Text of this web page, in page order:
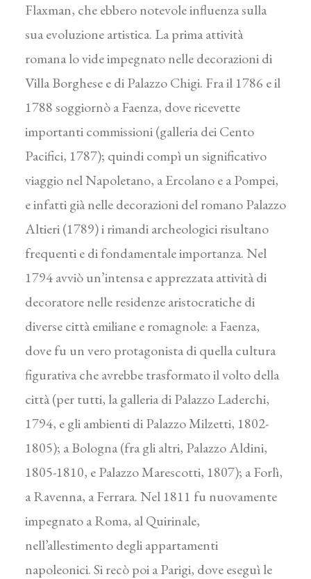
Flaxman, che ebbero notevole influenza sulla
sua evoluzione artistica. La prima attività
romana lo vide impegnato nelle decorazioni di
Villa Borghese e di Palazzo Chigi. Fra il 1786 e il
1788 soggiornò a Faenza, dove ricevette
importanti commissioni (galleria dei Cento
Pacifici, 1787); quindi compì un significativo
viaggio nel Napoletano, a Ercolano e a Pompei,
e infatti già nelle decorazioni del romano Palazzo
Altieri (1789) i rimandi archeologici risultano
frequenti e di fondamentale importanza. Nel
1794 avviò un’intensa e apprezzata attività di
decoratore nelle residenze aristocratiche di
diverse città emiliane e romagnole: a Faenza,
dove fu un vero protagonista di quella cultura
figurativa che avrebbe trasformato il volto della
città (per tutti, la galleria di Palazzo Laderchi,
1794, e gli ambienti di Palazzo Milzetti, 1802-
1805); a Bologna (fra gli altri, Palazzo Aldini,
1805-1810, e Palazzo Marescotti, 1807); a Forlì,
a Ravenna, a Ferrara. Nel 1811 fu nuovamente
impegnato a Roma, al Quirinale,
nell’allestimento degli appartamenti
napoleonici. Si recò poi a Parigi, dove eseguì le